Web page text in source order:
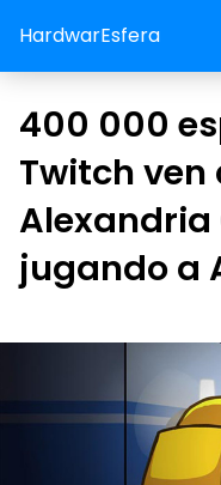
HardwarEsfera
400 000
Twitch
jugando a